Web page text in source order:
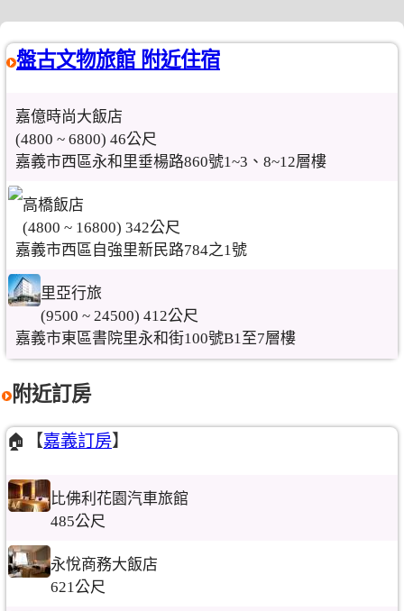
盤古文物旅館 附近住宿
嘉億時尚大飯店
(4800 ~ 6800) 46公尺
嘉義市西區永和里垂楊路860號1~3、8~12層樓
高橋飯店
(4800 ~ 16800) 342公尺
嘉義市西區自強里新民路784之1號
里亞行旅
(9500 ~ 24500) 412公尺
嘉義市東區書院里永和街100號B1至7層樓
附近訂房
🏠【嘉義訂房】
比佛利花園汽車旅館
485公尺
永悅商務大飯店
621公尺